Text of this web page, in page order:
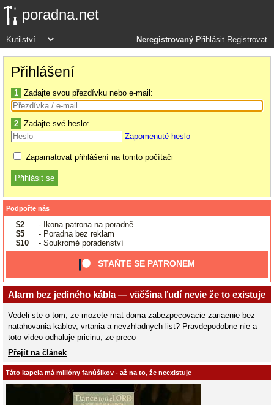
poradna.net
Neregistrovaný Přihlásit Registrovat
Přihlášení
1 Zadajte svou přezdívku nebo e-mail:
2 Zadajte své heslo:
Zapomenuté heslo
Zapamatovat přihlášení na tomto počítači
Podpořte nás
$2
- Ikona patrona na poradně
$5
- Poradna bez reklam
$10
- Soukromé poradenství
STAŇTE SE PATRONEM
Alarm bez jediného kábla — väčšina ľudí nevie že to existuje
Vedeli ste o tom, ze mozete mat doma zabezpecovacie zariaenie bez
natahovania kablov, vrtania a nevzhladnych list? Pravdepodobne nie a
toto video odhaluje pricinu, ze preco
Přejít na článek
Táto kapela má milióny fanúšikov - až na to, že neexistuje